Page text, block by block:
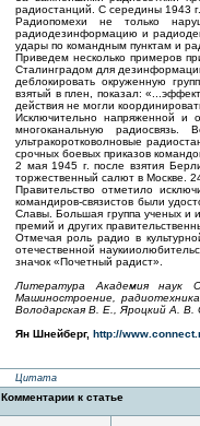
радиостанций. С середины 1943
Радиопомехи не только
радиодезинформацию и
удары по командным пунктам и
Приведем несколько примеров
Сталинградом для
деблокировать окруженную
взятый в плен, показал:
действия не могли
Исключительно напряженной и
многоканальную
ультракоротковолновые
срочных боевых приказов
2 мая 1945 г. после взятия
торжественный салют в Москве.
Правительство отметило
командиров-связистов были
Славы. Большая группа ученых и
премий и других
Отмечая роль радио в
отечественной
значок «Почетный радист».
Литература Академия наук
Машиностроение,
Володарская В. Е., Яроцкий А. В.
Ян Шнейберг, http://
Цитата
Комментарии к статье